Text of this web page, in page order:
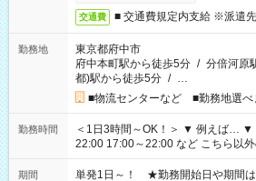
交通費 ■ 交通費規定内支給 ※派遣
勤務地
東京都府中市
府中本町駅から徒歩5分 / 分倍河原
都)駅から徒歩5分 / …
■物流センターなど ■勤務地選べ
勤務時間
＜1日3時間～OK！＞ ▼ 例えば… ▼ 15:00～18:00 15:00～
22:00 17:00～22:00 など こちら以外の時間もお気軽にご相談く
ださい！
期間
単発1日～！ ★勤務開始日や期間は